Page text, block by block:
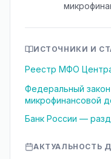
ИСТОЧНИКИ И
Реестр МФО
Федеральный
микрофинансовой
Банк России —
АКТУАЛЬНОСТЬ